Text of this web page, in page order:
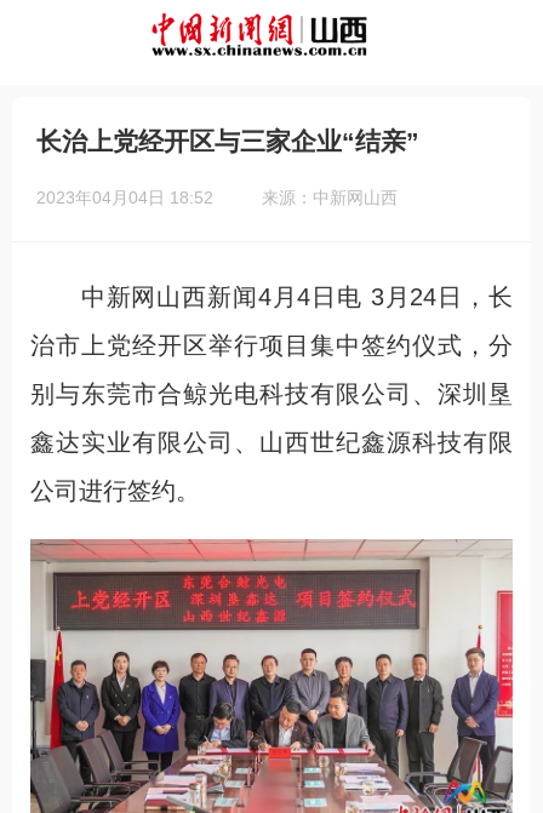
长治上党经开区与三家企业“结亲”
2023年04月04日 18:52 来源：中新网山西
中新网山西新闻4月4日电 3月24日，长
治市上党经开区举行项目集中签约仪式，分
别与东莞市合鲸光电科技有限公司、深圳垦
鑫达实业有限公司、山西世纪鑫源科技有限
公司进行签约。